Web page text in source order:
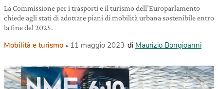
La Commissione per i trasporti e il turismo dell’Europarlamento
chiede agli stati di adottare piani di mobilità urbana sostenibile entro
la fine del 2025.
Mobilità e turismo 11 maggio 2023 di Maurizio Bongioanni